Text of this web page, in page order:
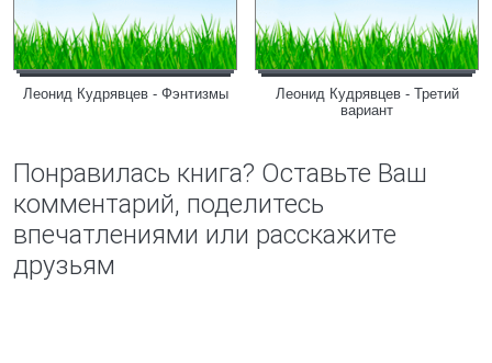
Леонид Кудрявцев - Фэнтизмы
Леонид Кудрявцев - Третий
вариант
Понравилась книга? Оставьте Ваш
комментарий, поделитесь
впечатлениями или расскажите
друзьям